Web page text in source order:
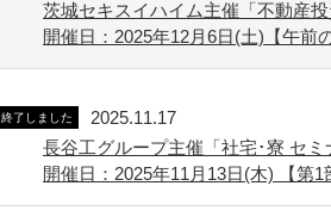
茨城セキスイハイム主催「不動産
開催日：2025年12月6日(土)【午前
終了しました
2025.11.17
長谷工グループ主催「社宅･寮 セミ
開催日：2025年11月13日(木) 【第